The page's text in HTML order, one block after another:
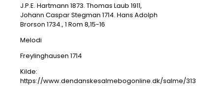
J.P.E. Hartmann 1873. Thomas Laub 1911,
Johann Caspar Stegman 1714. Hans Adolph
Brorson 1734., 1 Rom 8,15-16
Melodi
Freylinghausen 1714
Kilde:
https://www.dendanskesalmebogonline.dk/salme/313